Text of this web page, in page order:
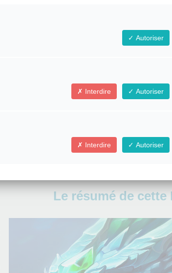
Le résumé de cette
Autoriser
Interdire Autoriser
Interdire Autoriser